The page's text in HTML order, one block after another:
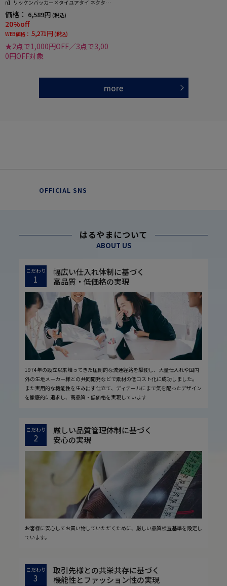
n】リッケンバッカー×タイユアタイ ネクタイ
レギュラー シルク100% 小柄 RUCKEN BACCH
AR
価格： 6,589円 (税込)
20%off
WEB価格： 5,271円 (税込)
★2点で1,000円OFF／3点で3,00
0円OFF対象
more
OFFICIAL SNS
はるやまについて
ABOUT US
こだわり
1
幅広い仕入れ体制に基づく
高品質・低価格の実現
1974年の設立以来培ってきた圧倒的な流通経路を駆使し、大量仕入れや国内
外の生地メーカー様との共同開発などで素材の低コスト化に成功しました。
また実用的な機能性を生み出す仕立て、ディテールにまで気を配ったデザイン
を徹底的に追求し、高品質・低価格を実現しています
こだわり
2
厳しい品質管理体制に基づく
安心の実現
お客様に安心してお買い物していただくために、厳しい品質検査基準を設定し
ています。
こだわり
3
取引先様との共栄共存に基づく
機能性とファッション性の実現